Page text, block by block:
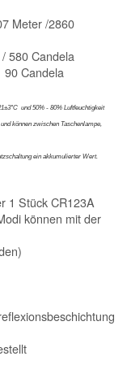
Meter /2860
580 Candela
Candela
und 50% - 80% Luftfeuchtigkeit
können zwischen Taschenlampe,
ein akkumulierter Wert.
1 Stück CR123A
können mit der